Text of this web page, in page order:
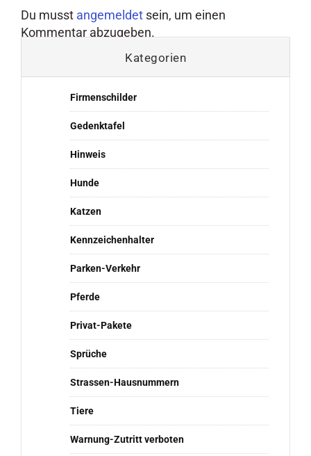
Du musst angemeldet sein, um einen
Kommentar abzugeben.
Kategorien
Firmenschilder
Gedenktafel
Hinweis
Hunde
Katzen
Kennzeichenhalter
Parken-Verkehr
Pferde
Privat-Pakete
Sprüche
Strassen-Hausnummern
Tiere
Warnung-Zutritt verboten